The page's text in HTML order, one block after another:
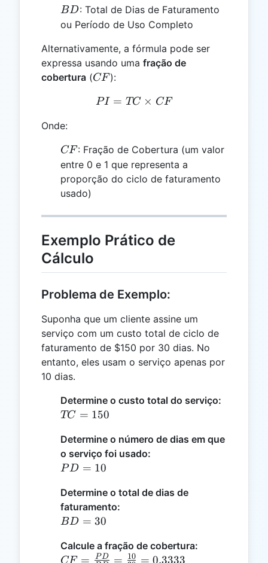
BD
BD: Total de Dias de Faturamento
ou Período de Uso Completo
Alternativamente, a fórmula pode ser
expressa usando uma fração de
cobertura (CF
CF ):
PI = TC \times CF
PI = TC × CF
Onde:
CF
CF : Fração de Cobertura (um valor
entre 0 e 1 que representa a
proporção do ciclo de faturamento
usado)
Exemplo Prático de
Cálculo
Problema de Exemplo:
Suponha que um cliente assine um
serviço com um custo total de ciclo de
faturamento de $150 por 30 dias. No
entanto, eles usam o serviço apenas por
10 dias.
Determine o custo total do serviço:
TC
150
TC = 150
Determine o número de dias em que
o serviço foi usado:
PD
10
PD = 10
Determine o total de dias de
faturamento:
BD
30
BD = 30
Calcule a fração de cobertura:
CF =
CF = PD = 10 = 0.3333